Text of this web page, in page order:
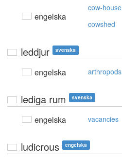
engelska
cow-house
cowshed
leddjur svenska
engelska arthropods
lediga rum svenska
engelska vacancies
ludicrous engelska